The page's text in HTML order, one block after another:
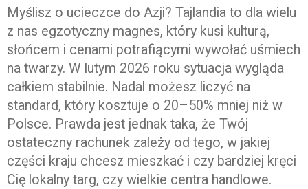
Myślisz o ucieczce do Azji? Tajlandia to dla wielu
z nas egzotyczny magnes, który kusi kulturą,
słońcem i cenami potrafiącymi wywołać uśmiech
na twarzy. W lutym 2026 roku sytuacja wygląda
całkiem stabilnie. Nadal możesz liczyć na
standard, który kosztuje o 20–50% mniej niż w
Polsce. Prawda jest jednak taka, że Twój
ostateczny rachunek zależy od tego, w jakiej
części kraju chcesz mieszkać i czy bardziej kręci
Cię lokalny targ, czy wielkie centra handlowe.